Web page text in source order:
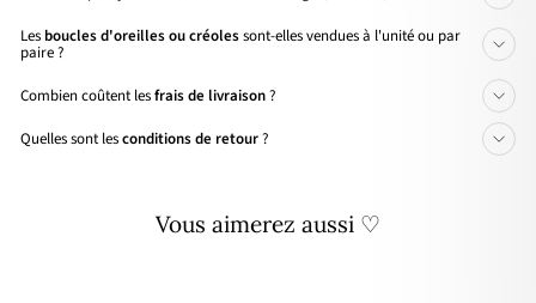
Les boucles d'oreilles ou créolessont-elles vendues à l'unité ou par
paire ?
Combien coûtent lesfrais de livraison?
Quelles sont lesconditions de retour?
Vous aimerez aussi ♡